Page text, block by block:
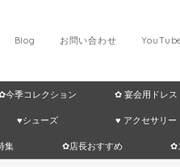
YouTube
お問い合わせ
Blog
今季コレクション ✿ 宴会用ドレス
♥シューズ ♥ アクセサリー
集 ✿店長おすすめ ✿